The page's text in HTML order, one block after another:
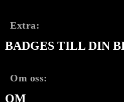
Extra:
BADGES TILL DIN
Om oss:
OM